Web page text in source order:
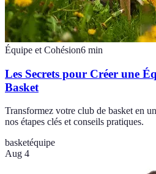
Équipe et Cohésion6 min
Les Secrets pour Créer une
Basket
Transformez votre club de basket en
nos étapes clés et conseils pratiques.
basketéquipe
Aug 4